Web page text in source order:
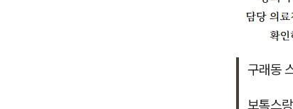
구래동
보톡스